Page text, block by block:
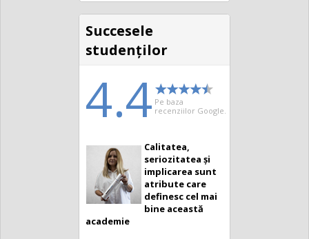
Succesele
studenţilor
4.4 Pe baza
recenziilor Google.
Calitatea,
seriozitatea și
implicarea sunt
atribute care
definesc cel mai
bine această
academie